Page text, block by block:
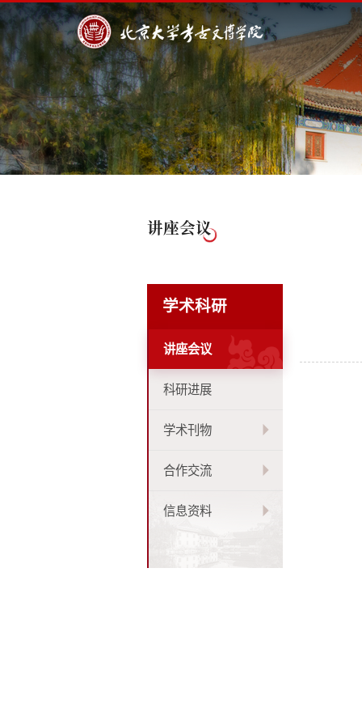
讲座会议
学术科研
讲座会议
科研进展
学术刊物
合作交流
信息资料